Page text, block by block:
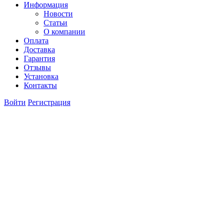
Информация
Новости
Статьи
О компании
Оплата
Доставка
Гарантия
Отзывы
Установка
Контакты
Войти Регистрация